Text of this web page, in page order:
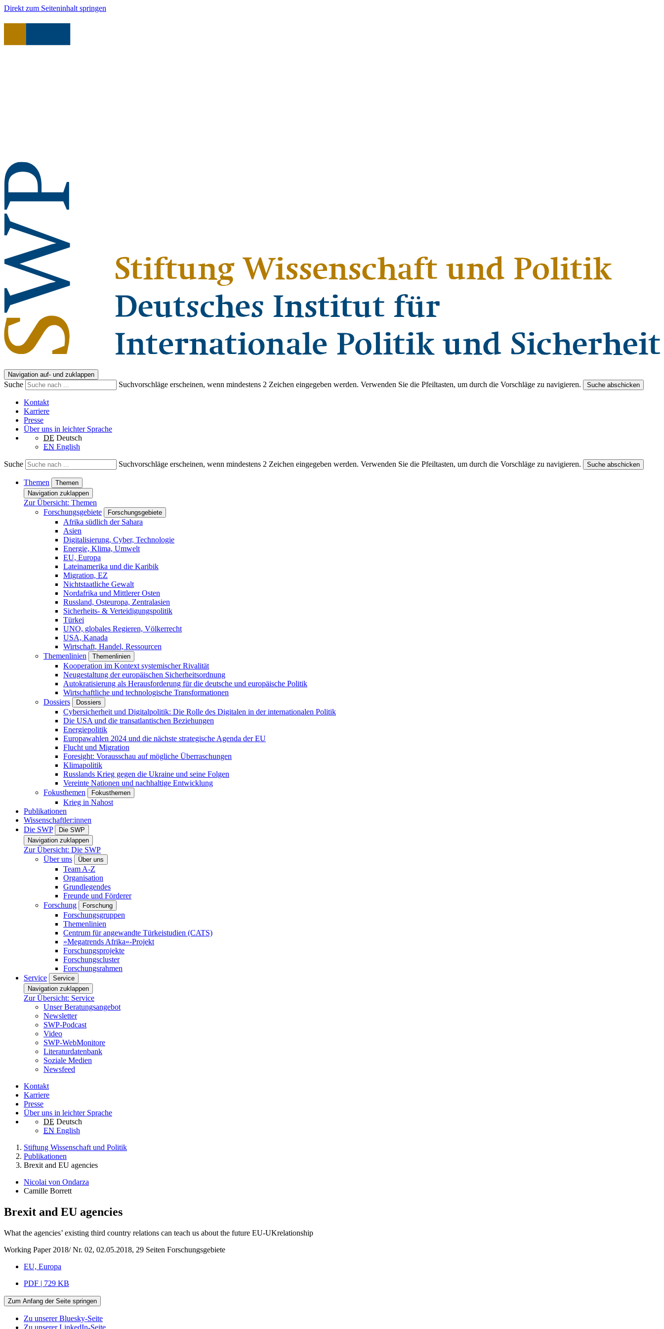
Direkt zum Seiteninhalt springen
Navigation auf- und zuklappen
Suche Suchvorschläge erscheinen, wenn mindestens 2 Zeichen eingegeben werden. Verwenden Sie die Pfeiltasten, um durch die Vorschläge zu navigieren. Suche abschicken
Kontakt
Karriere
Presse
Über uns in leichter Sprache
DE Deutsch
EN English
Suche Suchvorschläge erscheinen, wenn mindestens 2 Zeichen eingegeben werden. Verwenden Sie die Pfeiltasten, um durch die Vorschläge zu navigieren. Suche abschicken
Themen
Themen
Navigation zuklappen
Zur Übersicht: Themen
Forschungsgebiete
Forschungsgebiete
Afrika südlich der Sahara
Asien
Digitalisierung, Cyber, Technologie
Energie, Klima, Umwelt
EU, Europa
Lateinamerika und die Karibik
Migration, EZ
Nichtstaatliche Gewalt
Nordafrika und Mittlerer Osten
Russland, Osteuropa, Zentralasien
Sicherheits- & Verteidigungspolitik
Türkei
UNO, globales Regieren, Völkerrecht
USA, Kanada
Wirtschaft, Handel, Ressourcen
Themenlinien
Themenlinien
Kooperation im Kontext systemischer Rivalität
Neugestaltung der europäischen Sicherheitsordnung
Autokratisierung als Herausforderung für die deutsche und europäische Politik
Wirtschaftliche und technologische Transformationen
Dossiers
Dossiers
Cybersicherheit und Digitalpolitik: Die Rolle des Digitalen in der internationalen Politik
Die USA und die transatlantischen Beziehungen
Energiepolitik
Europawahlen 2024 und die nächste strategische Agenda der EU
Flucht und Migration
Foresight: Vorausschau auf mögliche Überraschungen
Klimapolitik
Russlands Krieg gegen die Ukraine und seine Folgen
Vereinte Nationen und nachhaltige Entwicklung
Fokusthemen
Fokusthemen
Krieg in Nahost
Publikationen
Wissenschaftler:innen
Die SWP
Die SWP
Navigation zuklappen
Zur Übersicht: Die SWP
Über uns
Über uns
Team A-Z
Organisation
Grundlegendes
Freunde und Förderer
Forschung
Forschung
Forschungsgruppen
Themenlinien
Centrum für angewandte Türkeistudien (CATS)
»Megatrends Afrika«-Projekt
Forschungsprojekte
Forschungscluster
Forschungsrahmen
Service
Service
Navigation zuklappen
Zur Übersicht: Service
Unser Beratungsangebot
Newsletter
SWP-Podcast
Video
SWP-WebMonitore
Literaturdatenbank
Soziale Medien
Newsfeed
Kontakt
Karriere
Presse
Über uns in leichter Sprache
DE Deutsch
EN English
Stiftung Wissenschaft und Politik
Publikationen
Brexit and EU agencies
Nicolai von Ondarza
Camille Borrett
Brexit and EU agencies
What the agencies’ existing third country relations can teach us about the future EU-UKrelationship
Working Paper 2018/ Nr. 02, 02.05.2018, 29 Seiten Forschungsgebiete
EU, Europa
PDF | 729 KB
Zum Anfang der Seite springen
Zu unserer Bluesky-Seite